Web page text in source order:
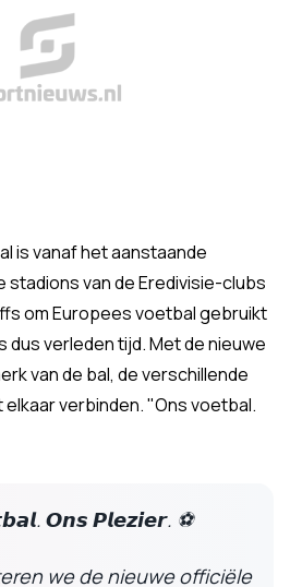
is vanaf het aanstaande
stadions van de Eredivisie-clubs
om Europees voetbal gebruikt
dus verleden tijd. Met de nieuwe
van de bal, de verschillende
verbinden. "Ons voetbal.
𝙊𝙣𝙨 𝙋𝙡𝙚𝙯𝙞𝙚𝙧. ⚽️
we de nieuwe officiële